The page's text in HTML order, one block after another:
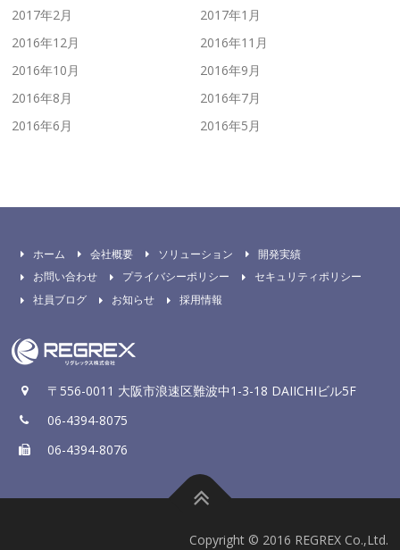
2017年2月
2017年1月
2016年12月
2016年11月
2016年10月
2016年9月
2016年8月
2016年7月
2016年6月
2016年5月
ホーム 会社概要 ソリューション
開発実績
お問い合わせ
プライバシーポリシー
セキュリティポリシー
社員ブログ
お知らせ 採用情報
〒556-0011 大阪市浪速区難波中1-3-18 DAIICHIビル5F
06-4394-8075
06-4394-8076
Copyright © 2016 REGREX Co.,Ltd.